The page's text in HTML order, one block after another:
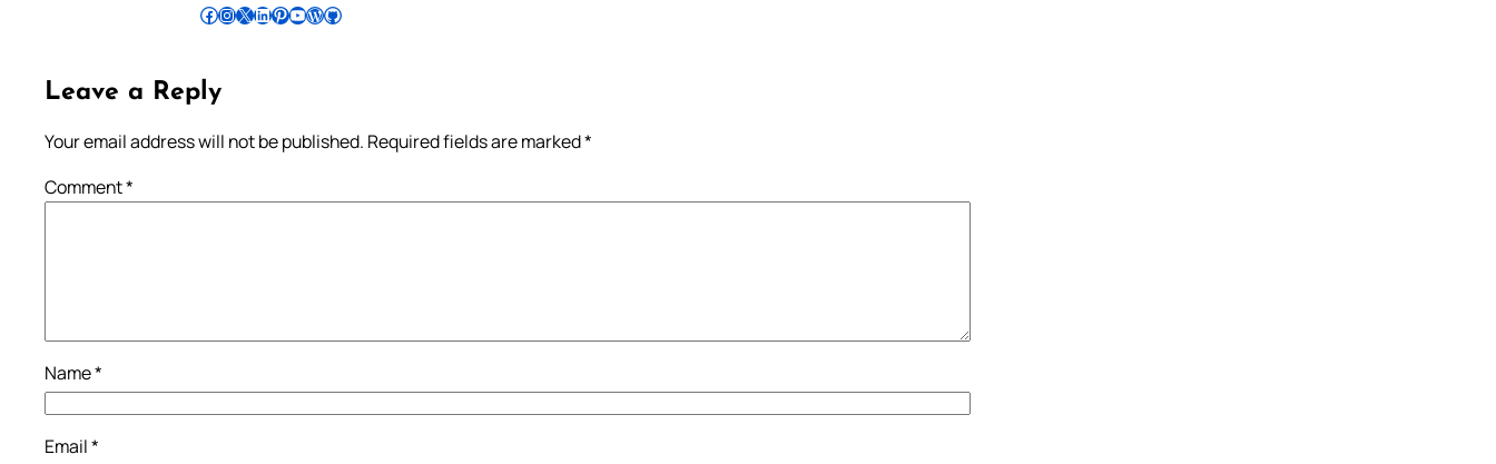
Follow Pradeep on Facebook Follow Pradeep on InstagramFollow Pradeep on X Follow Pradeep on LinkedIn Follow Pradeep on Pinterest Subscribe to Pradeep’s Youtube Channel Follow Pradeep on WordPress Follow Pradeep on GitHub
Leave a Reply
Your email address will not be published. Required fields are marked*
Comment*
Name*
Email*